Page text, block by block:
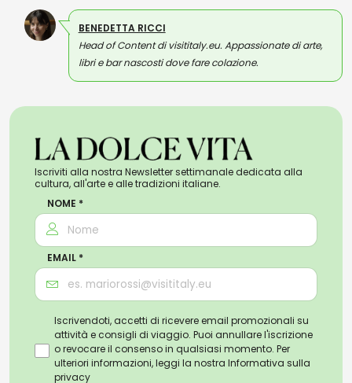
BENEDETTA RICCI
Head of Content di visititaly.eu. Appassionate di arte,
libri e bar nascosti dove fare colazione.
Iscriviti alla nostra Newsletter settimanale dedicata alla
cultura, all'arte e alle tradizioni italiane.
NOME *
EMAIL *
Iscrivendoti, accetti di ricevere email promozionali su
attività e consigli di viaggio. Puoi annullare l'iscrizione
o revocare il consenso in qualsiasi momento. Per
ulteriori informazioni, leggi la nostra Informativa sulla
privacy